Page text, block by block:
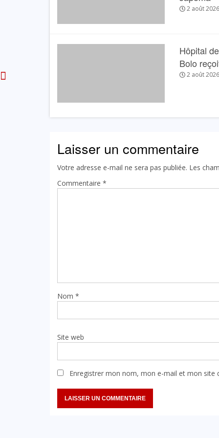
2 août 2026
Hôpital
Bolo
2 août 2026
Laisser un commentaire
Votre adresse e-mail ne sera pas publiée. Les
Commentaire *
Nom *
Site web
Enregistrer mon nom, mon e-mail et mon